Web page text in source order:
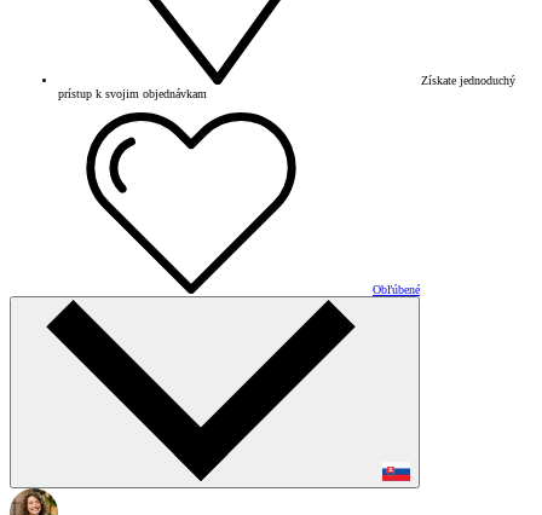
Získate jednoduchý
prístup k svojim objednávkam
Obľúbené